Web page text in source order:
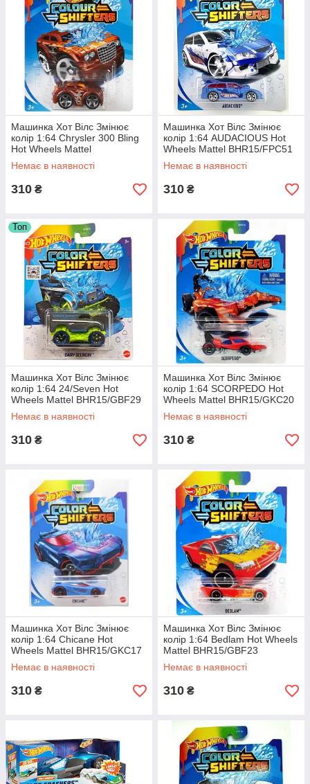
Машинка Хот Вілс Змінює
колір 1:64 Chrysler 300 Bling
Hot Wheels Mattel
BHR15/FPC56
Немає в наявності
310 ₴
Машинка Хот Вілс Змінює
колір 1:64 AUDACIOUS Hot
Wheels Mattel BHR15/FPC51
Немає в наявності
310 ₴
Топ
Машинка Хот Вілс Змінює
колір 1:64 24/Seven Hot
Wheels Mattel BHR15/GBF29
Немає в наявності
310 ₴
Машинка Хот Вілс Змінює
колір 1:64 SCORPEDO Hot
Wheels Mattel BHR15/GKC20
Немає в наявності
310 ₴
Машинка Хот Вілс Змінює
колір 1:64 Chicane Hot
Wheels Mattel BHR15/GKC17
Немає в наявності
310 ₴
Машинка Хот Вілс Змінює
колір 1:64 Bedlam Hot Wheels
Mattel BHR15/GBF23
Немає в наявності
310 ₴